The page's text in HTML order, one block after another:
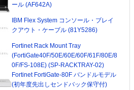
ール (AF642A)
IBM Flex System コンソール・ブレイ
クアウト・ケーブル (81Y5286)
Fortinet Rack Mount Tray
(FortiGate40F/50E/60E/60F/61F/80E/8
0F/FS-108E) (SP-RACKTRAY-02)
Fortinet FortiGate-80F バンドルモデル
(初年度先出しセンドバック保守付)